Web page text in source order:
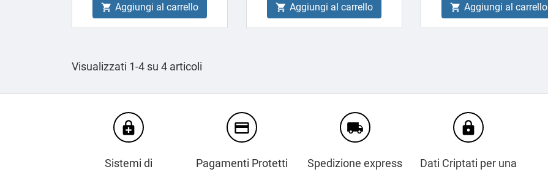
 Aggiungi al carrello  Aggiungi al carrello  Aggiungi al carrello
Visualizzati 1-4 su 4 articoli
enhanced_encryption
Sistemi di
credit_card
Pagamenti Protetti
local_shipping
Spedizione express
https
Dati Criptati per una